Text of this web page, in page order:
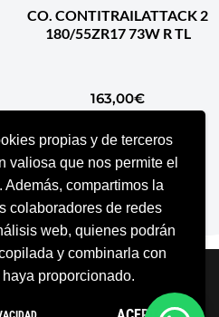
propias y de terceros
valiosa que nos permite el
compartimos la
colaboradores de redes
web, quienes podrán
y combinarla con
proporcionado.
CO. CONTITRAILATTACK 2
180/55ZR17 73W R TL
163,00€
AÑADIR AL CARRITO
a WordPress